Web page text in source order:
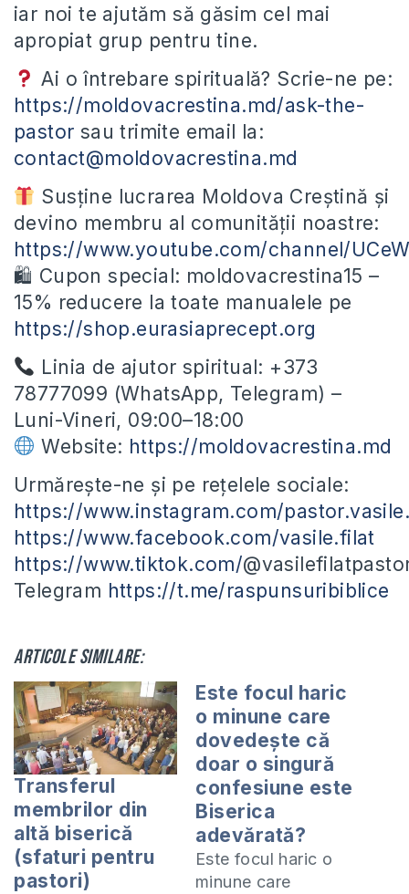
iar noi te ajutăm să găsim cel mai
apropiat grup pentru tine.
Ai o întrebare spirituală? Scrie-ne pe:
https://moldovacrestina.md/ask-the-
pastor sau trimite email la:
contact@moldovacrestina.md
Susține lucrarea Moldova Creștină și
devino membru al comunității noastre:
https://www.youtube.com/channel/
🛍 Cupon special: moldovacrestina15 –
15% reducere la toate manualele pe
https://shop.eurasiaprecept.org
Linia de ajutor spiritual: +373
78777099 (WhatsApp, Telegram) –
Luni-Vineri, 09:00–18:00
Website: https://moldovacrestina.md
Urmărește-ne și pe rețelele sociale:
https://www.instagram.com/
https://www.facebook.com/vasile.filat
https://www.tiktok.com/
Telegram https://t.me/raspunsuribiblice
Articole similare:
Transferul
membrilor din
altă biserică
(sfaturi pentru
pastori)
Este focul haric
o minune care
dovedește că
doar o singură
confesiune este
Biserica
adevărată?
Este focul haric o
minune care